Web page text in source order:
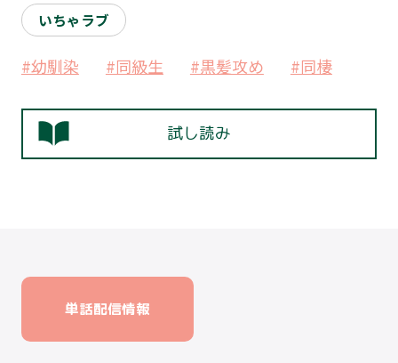
いちゃラブ
#幼馴染 #同級生 #黒髪攻め #同棲
試し読み
単話配信情報